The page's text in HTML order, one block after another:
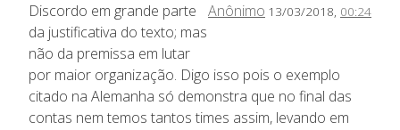
Anônimo 13/03/2018, 00:24
Discordo em grande parte
da justificativa do texto; mas
não da premissa em lutar
por maior organização. Digo isso pois o exemplo
citado na Alemanha só demonstra que no final das
contas nem temos tantos times assim, levando em